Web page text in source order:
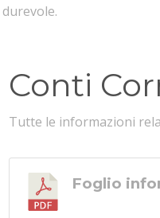
Conti
Tutte le informazioni
Foglio